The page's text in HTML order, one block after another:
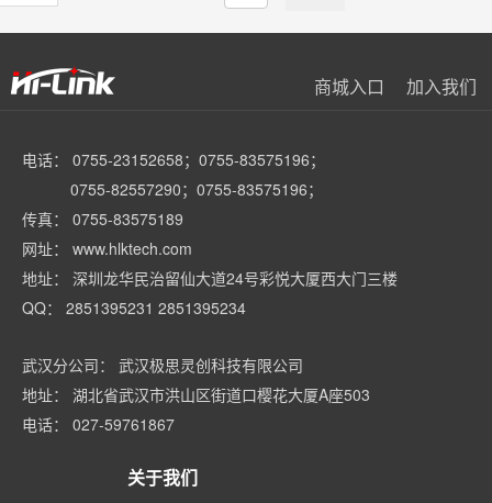
商城入口 加入我们
电话： 0755-23152658；0755-83575196；
0755-82557290；0755-83575196；
传真： 0755-83575189
网址： www.hlktech.com
地址： 深圳龙华民治留仙大道24号彩悦大厦西大门三楼
QQ： 2851395231 2851395234
武汉分公司： 武汉极思灵创科技有限公司
地址： 湖北省武汉市洪山区街道口樱花大厦A座503
电话： 027-59761867
关于我们